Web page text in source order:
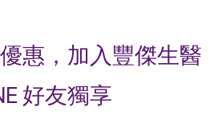
惠，加入豐傑生醫
好友獨享